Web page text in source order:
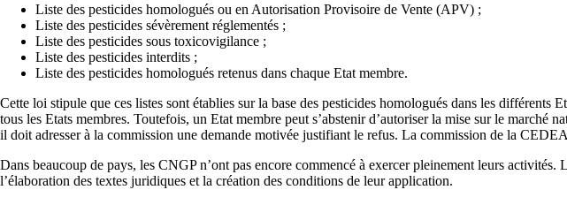
Liste des pesticides homologués ou en Autorisation Provisoire de Vente (APV) ;
Liste des pesticides sévèrement réglementés ;
Liste des pesticides sous toxicovigilance ;
Liste des pesticides interdits ;
Liste des pesticides homologués retenus dans chaque Etat membre.
Cette loi stipule que ces listes sont établies sur la base des pesticides homologués dans les
tous les Etats membres. Toutefois, un Etat membre peut s’abstenir d’autoriser la mise sur le
il doit adresser à la commission une demande motivée justifiant le refus. La commission de la
Dans beaucoup de pays, les CNGP n’ont pas encore commencé à exercer pleinement leurs
l’élaboration des textes juridiques et la création des conditions de leur application.